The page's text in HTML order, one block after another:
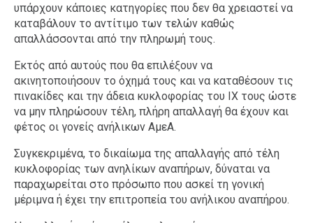
υπάρχουν κάποιες κατηγορίες που δεν θα χρειαστεί να
καταβάλουν το αντίτιμο των τελών καθώς
απαλλάσσονται από την πληρωμή τους.
Εκτός από αυτούς που θα επιλέξουν να
ακινητοποιήσουν το όχημά τους και να καταθέσουν τις
πινακίδες και την άδεια κυκλοφορίας του ΙΧ τους ώστε
να μην πληρώσουν τέλη, πλήρη απαλλαγή θα έχουν και
φέτος οι γονείς ανήλικων ΑμεΑ.
Συγκεκριμένα, το δικαίωμα της απαλλαγής από τέλη
κυκλοφορίας των ανηλίκων αναπήρων, δύναται να
παραχωρείται στο πρόσωπο που ασκεί τη γονική
μέριμνα ή έχει την επιτροπεία του ανήλικου αναπήρου.